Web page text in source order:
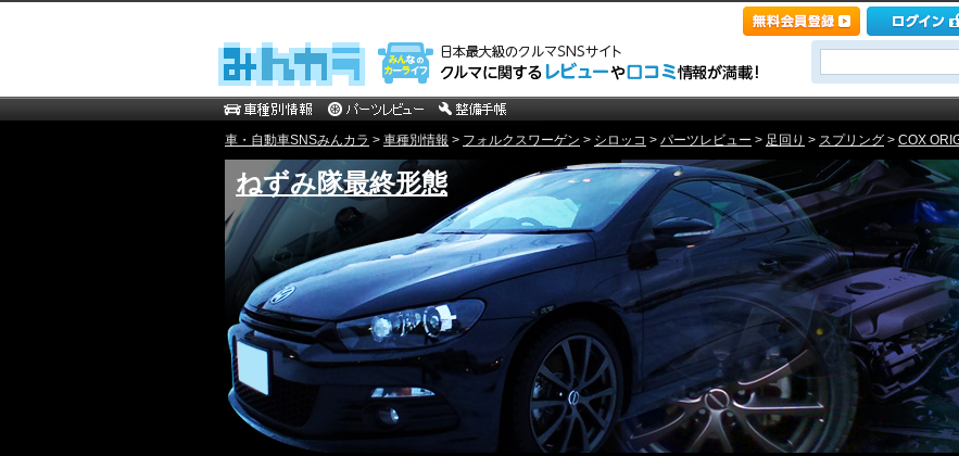
車・自動車SNSみんカラ > 車種別情報 > フォルクスワーゲン > シロッコ > パーツレビュー > 足回り > スプリング > COX
ねずみ隊最終形態